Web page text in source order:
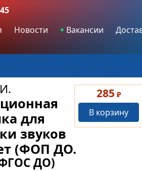
Новости Вакансии
285 ₽
В корзину
для
звуков
(ФОП ДО.
ДО)